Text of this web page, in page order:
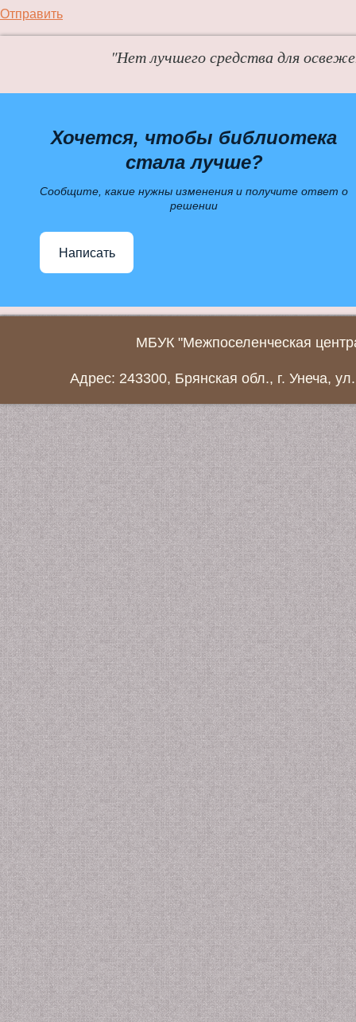
Отправить
"Нет лучшего средства для
Хочется, чтобы библиотека
стала лучше?
Сообщите, какие нужны изменения и получите ответ о
решении
Написать
МБУК "Межпоселенческая
Адрес: 243300, Брянская обл., г. Унеча,